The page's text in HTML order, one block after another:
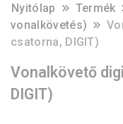
Nyitólap Termék
vonalkövetés)
csatorna, DIGIT)
Vonalkövető
DIGIT)